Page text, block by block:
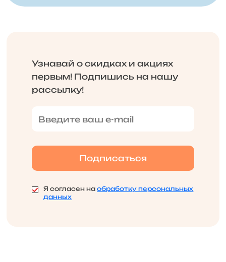
Узнавай о скидках и акциях
первым! Подпишись на нашу
рассылку!
Я согласен наобработку персональных
данных